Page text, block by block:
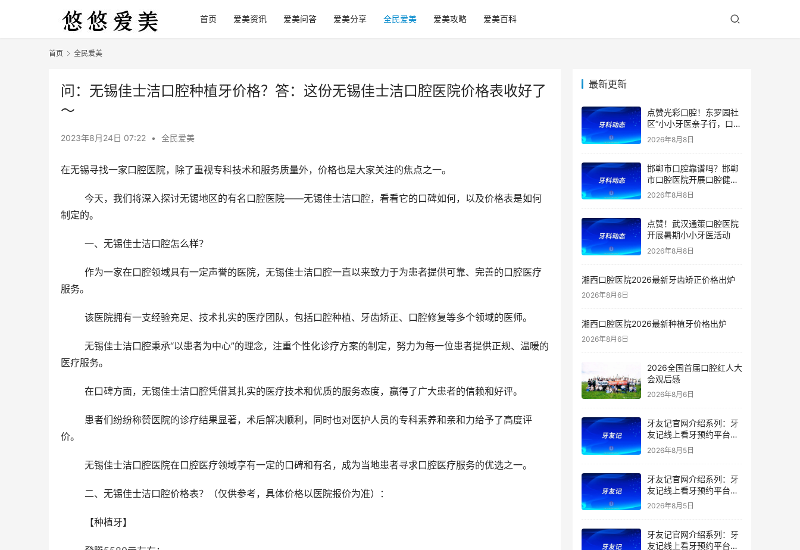
首页 爱美资讯 爱美问答 爱美分享 全民爱美 爱美攻略 爱美百科
首页 全民爱美
问：无锡佳士洁口腔种植牙价格？答：这份无锡佳士洁口腔医院价格表收好了
～
2023年8月24日 07:22 • 全民爱美
在无锡寻找一家口腔医院，除了重视专科技术和服务质量外，价格也是大家关注的焦点之一。
制定的。
	一、无锡佳士洁口腔怎么样？
服务。
	该医院拥有一支经验充足、技术扎实的医疗团队，包括口腔种植、牙齿矫正、口腔修复等多个领域的医师。
医疗服务。
	在口碑方面，无锡佳士洁口腔凭借其扎实的医疗技术和优质的服务态度，赢得了广大患者的信赖和好评。
价。
	无锡佳士洁口腔医院在口腔医疗领域享有一定的口碑和有名，成为当地患者寻求口腔医疗服务的优选之一。
	二、无锡佳士洁口腔价格表？（仅供参考，具体价格以医院报价为准）：
	【种植牙】
最新更新
点赞光彩口腔！东罗园社
区“小小牙医亲子行，口腔
健康伴成长”亲子活动
2026年8月8日
邯郸市口腔靠谱吗？邯郸
市口腔医院开展口腔健康
宣教公益活动
2026年8月8日
点赞！武汉通策口腔医院
开展暑期小小牙医活动
2026年8月8日
湘西口腔医院2026最新牙齿矫正价格出炉
2026年8月6日
湘西口腔医院2026最新种植牙价格出炉
2026年8月6日
2026全国首届口腔红人大
会观后感
2026年8月6日
牙友记官网介绍系列：牙
友记线上看牙预约平台是
干什么的？靠谱吗？
2026年8月5日
牙友记官网介绍系列：牙
友记线上看牙预约平台让
看牙不再靠运气
2026年8月5日
牙友记官网介绍系列：牙
友记线上看牙预约平台打